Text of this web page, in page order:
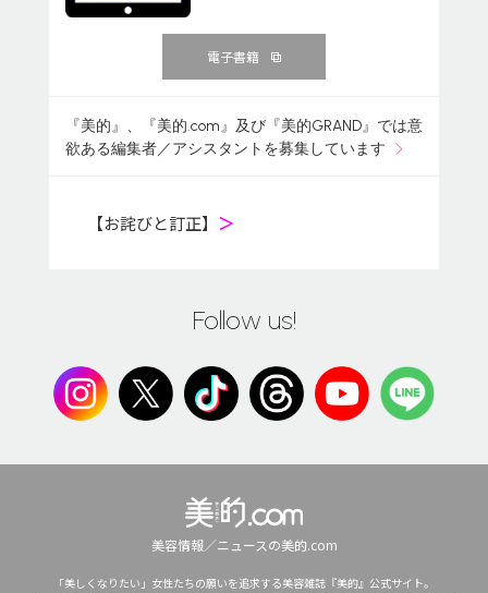
電子書籍
『美的』、『美的.com』及び『美的GRAND』では意
欲ある編集者／アシスタントを募集しています
【お詫びと訂正】 ＞
Follow us!
美容情報／ニュースの美的.com
「美しくなりたい」女性たちの願いを追求する美容雑誌『美的』公式サイト。